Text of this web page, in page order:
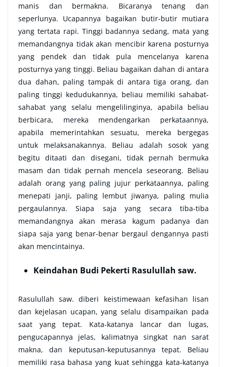
manis dan bermakna. Bicaranya tenang dan
seperlunya. Ucapannya bagaikan butir-butir mutiara
yang tertata rapi. Tinggi badannya sedang, mata yang
memandangnya tidak akan mencibir karena posturnya
yang pendek dan tidak pula mencelanya karena
posturnya yang tinggi. Beliau bagaikan dahan di antara
dua dahan, paling tampak di antara tiga orang, dan
paling tinggi kedudukannya, beliau memiliki sahabat-
sahabat yang selalu mengelilinginya, apabila beliau
berbicara, mereka mendengarkan perkataannya,
apabila memerintahkan sesuatu, mereka bergegas
untuk melaksanakannya. Beliau adalah sosok yang
begitu ditaati dan disegani, tidak pernah bermuka
masam dan tidak pernah mencela seseorang. Beliau
adalah orang yang paling jujur perkataannya, paling
menepati janji, paling lembut jiwanya, paling mulia
pergaulannya. Siapa saja yang secara tiba-tiba
memandangnya akan merasa kagum padanya dan
siapa saja yang benar-benar bergaul dengannya pasti
akan mencintainya.
Keindahan Budi Pekerti Rasulullah saw.
Rasulullah saw. diberi keistimewaan kefasihan lisan
dan kejelasan ucapan, yang selalu disampaikan pada
saat yang tepat. Kata-katanya lancar dan lugas,
pengucapannya jelas, kalimatnya singkat nan sarat
makna, dan keputusan-keputusannya tepat. Beliau
memiliki rasa bahasa yang kuat sehingga kata-katanya